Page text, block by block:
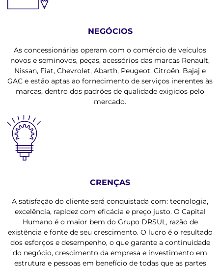
NEGÓCIOS
As concessionárias operam com o comércio de veículos
novos e seminovos, peças, acessórios das marcas Renault,
Nissan, Fiat, Chevrolet, Abarth, Peugeot, Citroën, Bajaj e
GAC e estão aptas ao fornecimento de serviços inerentes às
marcas, dentro dos padrões de qualidade exigidos pelo
mercado.
CRENÇAS
A satisfação do cliente será conquistada com: tecnologia,
excelência, rapidez com eficácia e preço justo. O Capital
Humano é o maior bem do Grupo DRSUL, razão de
existência e fonte de seu crescimento. O lucro é o resultado
dos esforços e desempenho, o que garante a continuidade
do negócio, crescimento da empresa e investimento em
estrutura e pessoas em benefício de todas que as partes